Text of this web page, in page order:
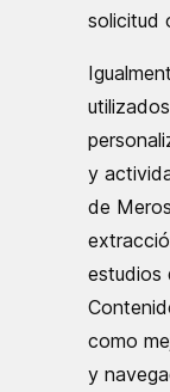
solicitud
y
de
estudios
como
y